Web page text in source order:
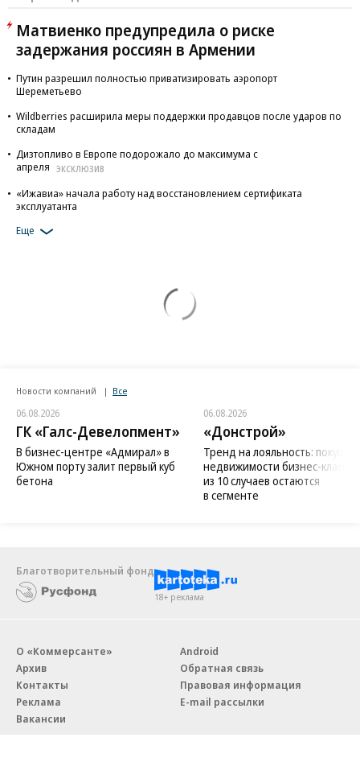
Матвиенко предупредила о риске
задержания россиян в Армении
Путин разрешил полностью приватизировать аэропорт
Шереметьево
Wildberries расширила меры поддержки продавцов после ударов по
складам
Дизтопливо в Европе подорожало до максимума с
апреля
ЭКСКЛЮЗИВ
«Ижавиа» начала работу над восстановлением сертификата
эксплуатанта
Еще
Новости компаний Все
06.08.2026
ГК «Галс-Девелопмент»
В бизнес-центре «Адмирал» в
Южном порту залит первый куб
бетона
06.08.2026
«Донстрой»
Тренд на лояльность:
недвижимости бизнес-класса
из 10 случаев остаются
в сегменте
Благотворительный фонд
18+ реклама
О «Коммерсанте»
Архив
Контакты
Реклама
Вакансии
Android
Обратная связь
Правовая информация
E-mail рассылки